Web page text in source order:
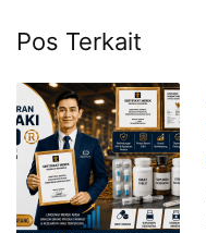
Pos Terkait